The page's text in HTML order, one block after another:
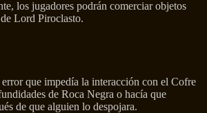
los jugadores podrán comerciar objetos
Lord Piroclasto.
que impedía la interacción con el Cofre
de Roca Negra o hacía que
de que alguien lo despojara.